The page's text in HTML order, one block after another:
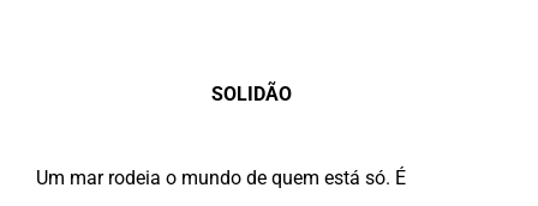
SOLIDÃO
Um mar rodeia o mundo de quem está só. É